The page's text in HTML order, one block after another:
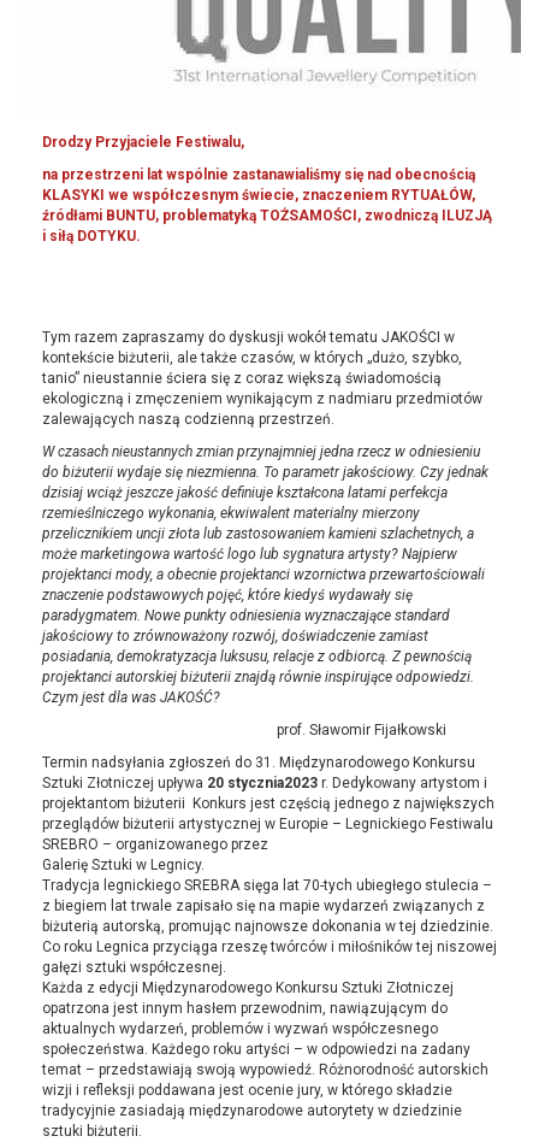
Drodzy Przyjaciele Festiwalu,
na przestrzeni lat wspólnie zastanawialiśmy się nad obecnością
KLASYKI we współczesnym świecie, znaczeniem RYTUAŁÓW,
źródłami BUNTU, problematyką TOŻSAMOŚCI, zwodniczą ILUZJĄ
i siłą DOTYKU.
Tym razem zapraszamy do dyskusji wokół tematu JAKOŚCI w
kontekście biżuterii, ale także czasów, w których „dużo, szybko,
tanio” nieustannie ściera się z coraz większą świadomością
ekologiczną i zmęczeniem wynikającym z nadmiaru przedmiotów
zalewających naszą codzienną przestrzeń.
W czasach nieustannych zmian przynajmniej jedna rzecz w odniesieniu
do biżuterii wydaje się niezmienna. To parametr jakościowy. Czy jednak
dzisiaj wciąż jeszcze jakość definiuje kształcona latami perfekcja
rzemieślniczego wykonania, ekwiwalent materialny mierzony
przelicznikiem uncji złota lub zastosowaniem kamieni szlachetnych, a
może marketingowa wartość logo lub sygnatura artysty? Najpierw
projektanci mody, a obecnie projektanci wzornictwa przewartościowali
znaczenie podstawowych pojęć, które kiedyś wydawały się
paradygmatem. Nowe punkty odniesienia wyznaczające standard
jakościowy to zrównoważony rozwój, doświadczenie zamiast
posiadania, demokratyzacja luksusu, relacje z odbiorcą. Z pewnością
projektanci autorskiej biżuterii znajdą równie inspirujące odpowiedzi.
Czym jest dla was JAKOŚĆ?
prof. Sławomir Fijałkowski
Termin nadsyłania zgłoszeń do 31. Międzynarodowego Konkursu
Sztuki Złotniczej upływa 20 stycznia2023 r. Dedykowany artystom i
projektantom biżuterii Konkurs jest częścią jednego z największych
przeglądów biżuterii artystycznej w Europie – Legnickiego Festiwalu
SREBRO – organizowanego przez
Galerię Sztuki w Legnicy.
Tradycja legnickiego SREBRA sięga lat 70-tych ubiegłego stulecia –
z biegiem lat trwale zapisało się na mapie wydarzeń związanych z
biżuterią autorską, promując najnowsze dokonania w tej dziedzinie.
Co roku Legnica przyciąga rzeszę twórców i miłośników tej niszowej
gałęzi sztuki współczesnej.
Każda z edycji Międzynarodowego Konkursu Sztuki Złotniczej
opatrzona jest innym hasłem przewodnim, nawiązującym do
aktualnych wydarzeń, problemów i wyzwań współczesnego
społeczeństwa. Każdego roku artyści – w odpowiedzi na zadany
temat – przedstawiają swoją wypowiedź. Różnorodność autorskich
wizji i refleksji poddawana jest ocenie jury, w którego składzie
tradycyjnie zasiadają międzynarodowe autorytety w dziedzinie
sztuki biżuterii.